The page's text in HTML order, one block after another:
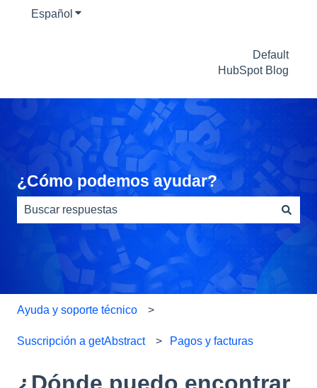
Español Traducciones de Mostrar submenú de
Default
HubSpot Blog
¿Cómo podemos ayudar?
No hay sugerencias porque el campo de búsqueda
Ayuda y soporte técnico
Suscripción a getAbstract Pagos y facturas